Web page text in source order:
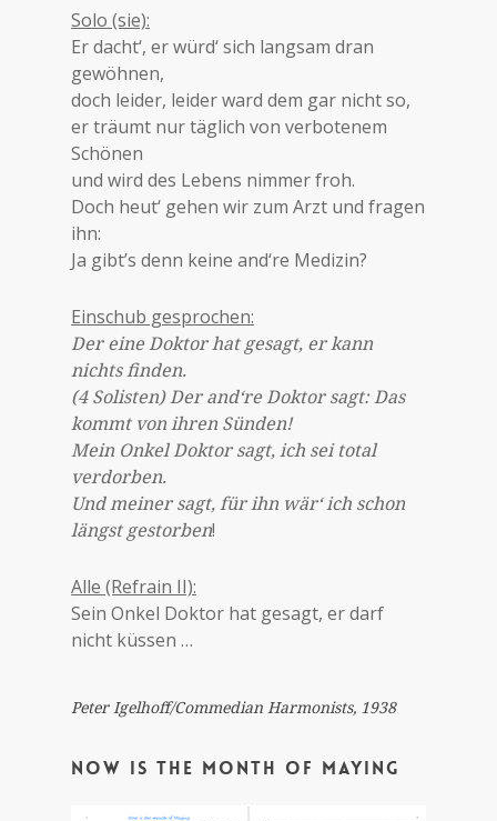
Solo (sie):
Er dacht‘, er würd‘ sich langsam dran
gewöhnen,
doch leider, leider ward dem gar nicht so,
er träumt nur täglich von verbotenem
Schönen
und wird des Lebens nimmer froh.
Doch heut‘ gehen wir zum Arzt und fragen
ihn:
Ja gibt’s denn keine and‘re Medizin?
Einschub gesprochen:
Der eine Doktor hat gesagt, er kann
nichts finden.
(4 Solisten) Der and‘re Doktor sagt: Das
kommt von ihren Sünden!
Mein Onkel Doktor sagt, ich sei total
verdorben.
Und meiner sagt, für ihn wär‘ ich schon
längst gestorben!
Alle (Refrain II):
Sein Onkel Doktor hat gesagt, er darf
nicht küssen …
Peter Igelhoff/Commedian Harmonists, 1938
Now is the month of maying